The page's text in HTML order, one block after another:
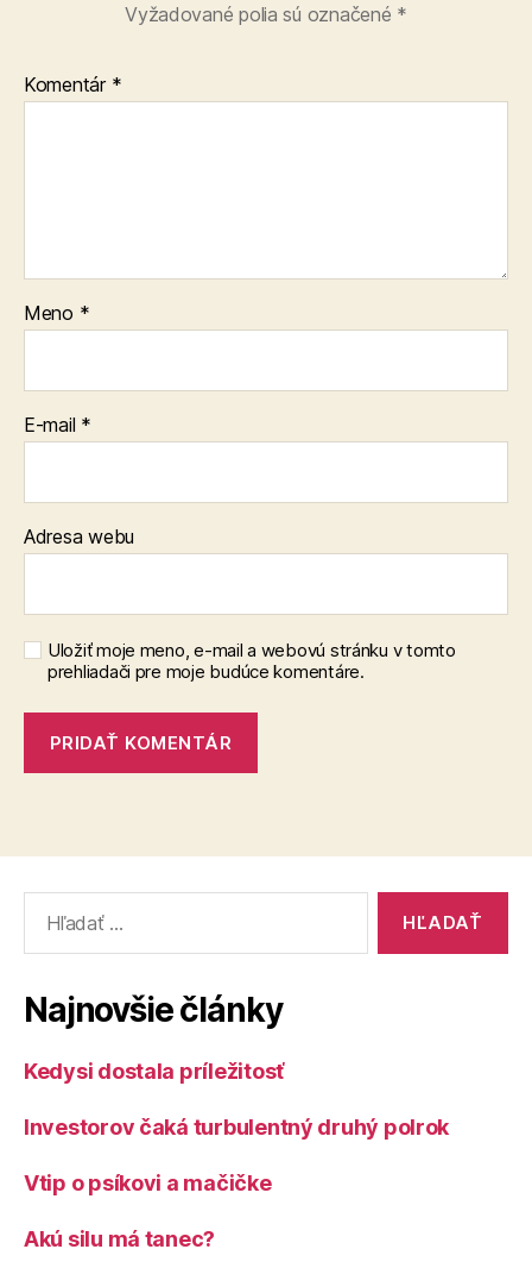
Vyžadované polia sú označené *
Komentár *
Meno *
E-mail *
Adresa webu
Uložiť moje meno, e-mail a webovú stránku v tomto
prehliadači pre moje budúce komentáre.
Najnovšie články
Kedysi dostala príležitosť
Investorov čaká turbulentný druhý polrok
Vtip o psíkovi a mačičke
Akú silu má tanec?